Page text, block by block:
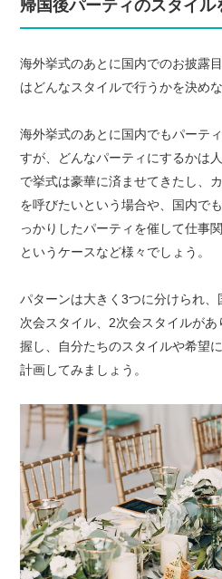
帰国後パーティのスタイル
海外挙式のあとに国内でのお披露
はどんなスタイルで行うかを決め
海外挙式のあとに国内でもパーテ
すが、どんなパーティにするかは
で挙式は豪華に済ませてきたし、
を呼びたいという場合や、国内で
っかりしたパーティを催して仕事
というケースなど様々でしょう。
パターンは大きく3つに分けられ
次会スタイル、2次会スタイルが
握し、自分たちのスタイルや希望
計画してみましょう。